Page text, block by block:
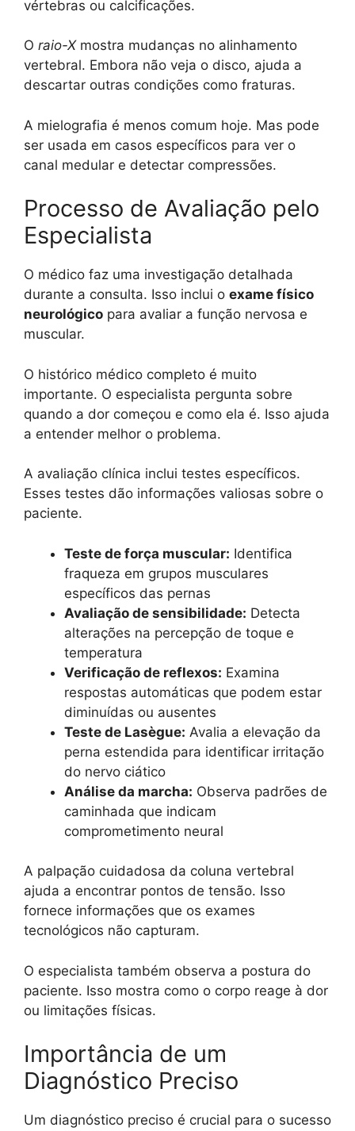
vértebras ou calcificações.
O raio-Xmostra mudanças no alinhamento
vertebral. Embora não veja o disco, ajuda a
descartar outras condições como fraturas.
A mielografia é menos comum hoje. Mas pode
ser usada em casos específicos para ver o
canal medular e detectar compressões.
Processo de Avaliação pelo
Especialista
O médico faz uma investigação detalhada
durante a consulta. Isso inclui o exame físico
neurológico para avaliar a função nervosa e
muscular.
O histórico médico completo é muito
importante. O especialista pergunta sobre
quando a dor começou e como ela é. Isso ajuda
a entender melhor o problema.
A avaliação clínica inclui testes específicos.
Esses testes dão informações valiosas sobre o
paciente.
Teste de força muscular: Identifica
fraqueza em grupos musculares
específicos das pernas
Avaliação de sensibilidade: Detecta
alterações na percepção de toque e
temperatura
Verificação de reflexos: Examina
respostas automáticas que podem estar
diminuídas ou ausentes
Teste de Lasègue: Avalia a elevação da
perna estendida para identificar irritação
do nervo ciático
Análise da marcha: Observa padrões de
caminhada que indicam
comprometimento neural
A palpação cuidadosa da coluna vertebral
ajuda a encontrar pontos de tensão. Isso
fornece informações que os exames
tecnológicos não capturam.
O especialista também observa a postura do
paciente. Isso mostra como o corpo reage à dor
ou limitações físicas.
Importância de um
Diagnóstico Preciso
Um diagnóstico preciso é crucial para o sucesso